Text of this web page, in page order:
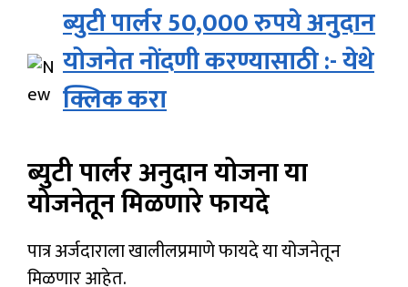
ब्युटी पार्लर 50,000 रुपये अनुदान
योजनेत नोंदणी करण्यासाठी :- येथे
क्लिक करा
ब्युटी पार्लर अनुदान योजनाया
योजनेतून मिळणारे फायदे
पात्र अर्जदाराला खालीलप्रमाणे फायदे या योजनेतून
मिळणार आहेत.